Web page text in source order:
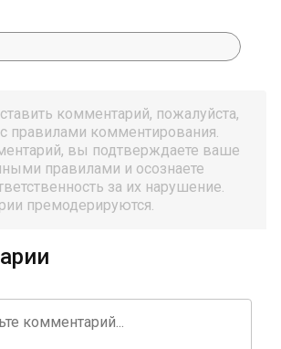
комментарий, пожалуйста,
правилами комментирования.
вы подтверждаете ваше
правилами и осознаете
за их нарушение.
премодерируются.